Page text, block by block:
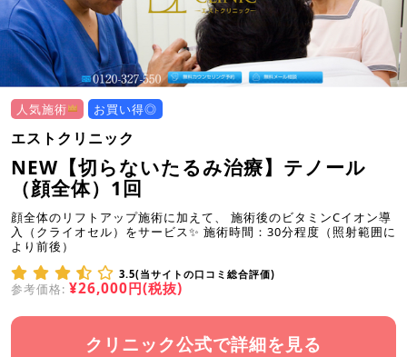
人気施術 お買い得◎
エストクリニック
NEW【切らないたるみ治療】テノール
（顔全体）1回
顔全体のリフトアップ施術に加えて、 施術後のビタミンCイオン導
入（クライオセル）をサービス✨ 施術時間：30分程度（照射範囲に
より前後）
3.5(当サイトの口コミ総合評価)
参考価格: ¥26,000円(税抜)
クリニック公式で詳細を見る